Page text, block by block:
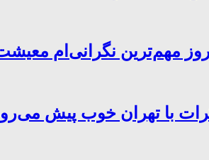
مهم‌ترین نگرانی‌ام
با تهران خوب پیش